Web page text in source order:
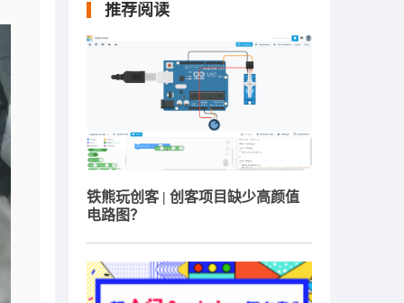
推荐阅读
铁熊玩创客 | 创客项目缺少高颜值
电路图？